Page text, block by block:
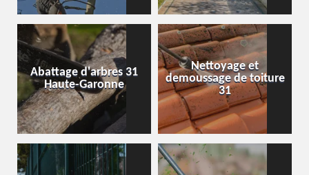
Abattage d'arbres 31
Haute-Garonne
Nettoyage et
demoussage de toiture
31